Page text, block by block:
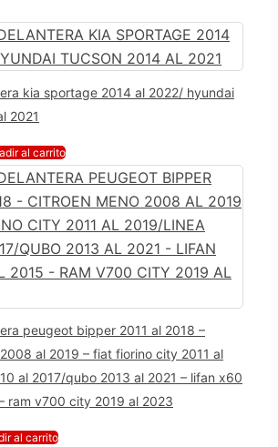
kia sportage 2014 al 2022/ hyundai
2021
al carrito
peugeot bipper 2011 al 2018 –
al 2019 – fiat fiorino city 2011 al
al 2017/qubo 2013 al 2021 – lifan x60
ram v700 city 2019 al 2023
al carrito